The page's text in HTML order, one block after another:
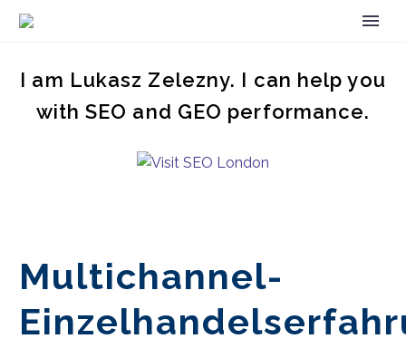
I am Lukasz Zelezny. I can help you
with SEO and GEO performance.
Multichannel-